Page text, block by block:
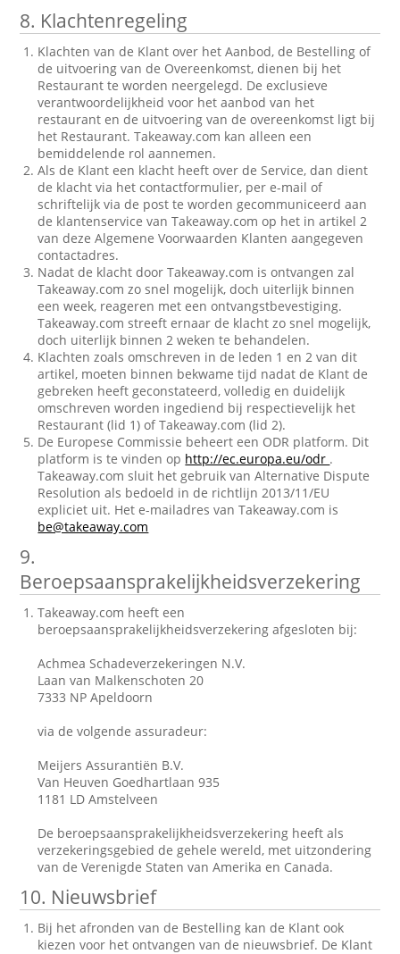
8. Klachtenregeling
Klachten van de Klant over het Aanbod, de Bestelling of
de uitvoering van de Overeenkomst, dienen bij het
Restaurant te worden neergelegd. De exclusieve
verantwoordelijkheid voor het aanbod van het
restaurant en de uitvoering van de overeenkomst ligt bij
het Restaurant. Takeaway.com kan alleen een
bemiddelende rol aannemen.
Als de Klant een klacht heeft over de Service, dan dient
de klacht via het contactformulier, per e-mail of
schriftelijk via de post te worden gecommuniceerd aan
de klantenservice van Takeaway.com op het in artikel 2
van deze Algemene Voorwaarden Klanten aangegeven
contactadres.
Nadat de klacht door Takeaway.com is ontvangen zal
Takeaway.com zo snel mogelijk, doch uiterlijk binnen
een week, reageren met een ontvangstbevestiging.
Takeaway.com streeft ernaar de klacht zo snel mogelijk,
doch uiterlijk binnen 2 weken te behandelen.
Klachten zoals omschreven in de leden 1 en 2 van dit
artikel, moeten binnen bekwame tijd nadat de Klant de
gebreken heeft geconstateerd, volledig en duidelijk
omschreven worden ingediend bij respectievelijk het
Restaurant (lid 1) of Takeaway.com (lid 2).
De Europese Commissie beheert een ODR platform. Dit
platform is te vinden op http://ec.europa.eu/odr .
Takeaway.com sluit het gebruik van Alternative Dispute
Resolution als bedoeld in de richtlijn 2013/11/EU
expliciet uit. Het e-mailadres van Takeaway.com is
be@takeaway.com
9.
Beroepsaansprakelijkheidsverzekering
Takeaway.com heeft een
beroepsaansprakelijkheidsverzekering afgesloten bij:
Achmea Schadeverzekeringen N.V.
Laan van Malkenschoten 20
7333 NP Apeldoorn
via de volgende assuradeur:
Meijers Assurantiën B.V.
Van Heuven Goedhartlaan 935
1181 LD Amstelveen
De beroepsaansprakelijkheidsverzekering heeft als
verzekeringsgebied de gehele wereld, met uitzondering
van de Verenigde Staten van Amerika en Canada.
10. Nieuwsbrief
Bij het afronden van de Bestelling kan de Klant ook
kiezen voor het ontvangen van de nieuwsbrief. De Klant